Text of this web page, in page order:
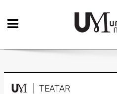
Početna
Vizualne
Teatar TEATAR